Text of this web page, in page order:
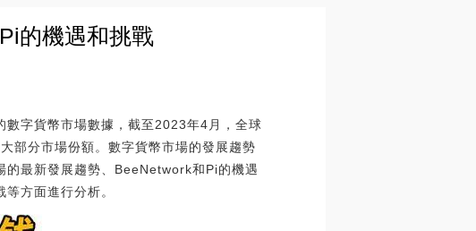
的機遇和挑戰
數字貨幣市場數據，截至2023年4月，全球
部分市場份額。數字貨幣市場的發展趨勢
的最新發展趨勢、BeeNetwork和Pi的機遇
方面進行分析。